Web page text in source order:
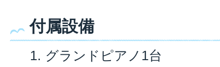
付属設備
グランドピアノ1台